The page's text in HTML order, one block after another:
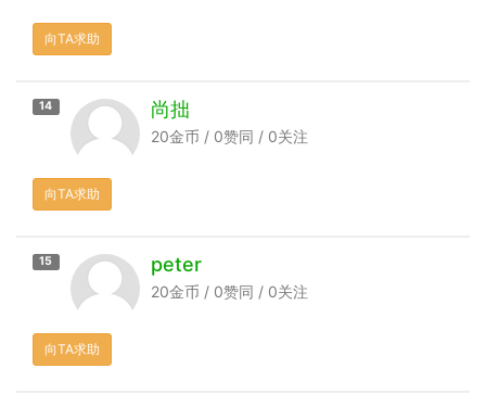
向TA求助
14 尚拙
20金币 / 0赞同 / 0关注
向TA求助
15 peter
20金币 / 0赞同 / 0关注
向TA求助